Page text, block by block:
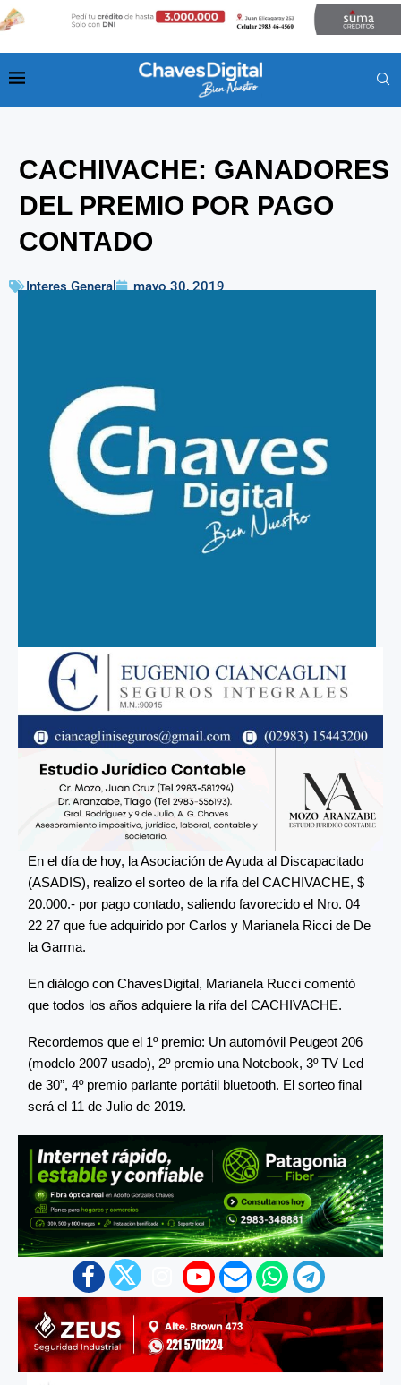
CACHIVACHE: GANADORES
DEL PREMIO POR PAGO
CONTADO
Interes General mayo 30, 2019
En el día de hoy, la Asociación de Ayuda al Discapacitado
(ASADIS), realizo el sorteo de la rifa del CACHIVACHE, $
20.000.- por pago contado, saliendo favorecido el Nro. 04
22 27 que fue adquirido por Carlos y Marianela Ricci de De
la Garma.
En diálogo con ChavesDigital, Marianela Rucci comentó
que todos los años adquiere la rifa del CACHIVACHE.
Recordemos que el 1º premio: Un automóvil Peugeot 206
(modelo 2007 usado), 2º premio una Notebook, 3º TV Led
de 30”, 4º premio parlante portátil bluetooth. El sorteo final
será el 11 de Julio de 2019.